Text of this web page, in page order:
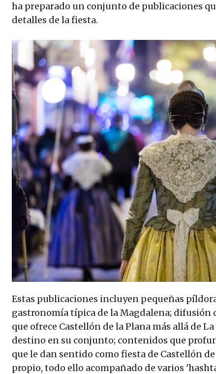
ha preparado un conjunto de publicaciones
detalles de la fiesta.
Estas publicaciones incluyen pequeñas
gastronomía típica de la Magdalena;
que ofrece Castellón de la Plana más allá de
destino en su conjunto; contenidos que
que le dan sentido como fiesta de Castellón
propio, todo ello acompañado de varios